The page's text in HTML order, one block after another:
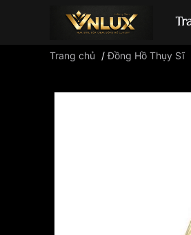
Trang chủ /Đồng Hồ Thụy Sĩ